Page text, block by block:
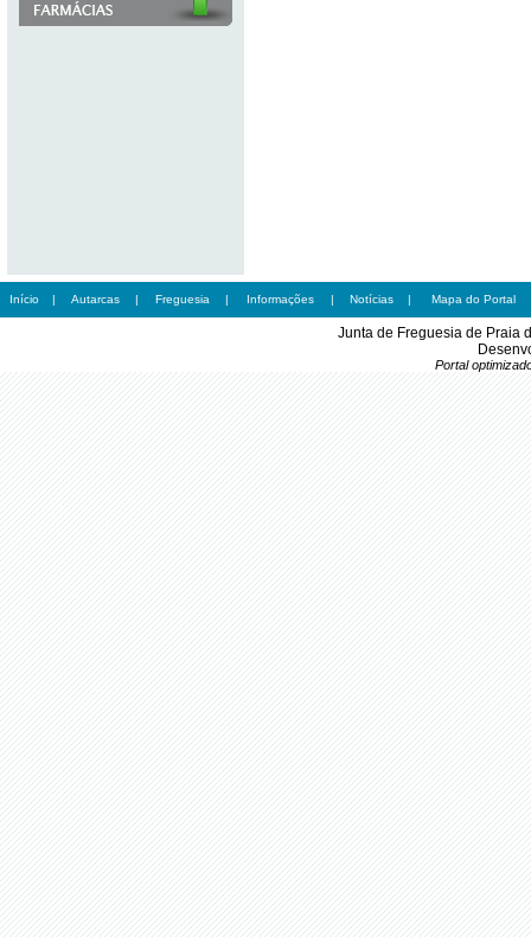
Início | Autarcas | Freguesia | Informações | Notícias | Mapa do Portal
Junta de Freguesia de Praia
Portal